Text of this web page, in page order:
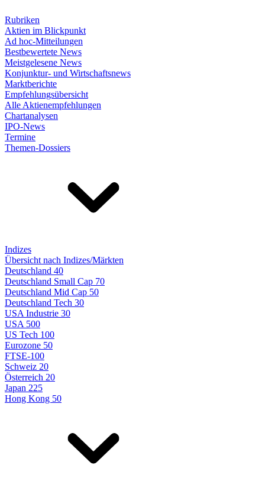
Rubriken
Aktien im Blickpunkt
Ad hoc-Mitteilungen
Bestbewertete News
Meistgelesene News
Konjunktur- und Wirtschaftsnews
Marktberichte
Empfehlungsübersicht
Alle Aktienempfehlungen
Chartanalysen
IPO-News
Termine
Themen-Dossiers
Indizes
Übersicht nach Indizes/Märkten
Deutschland 40
Deutschland Small Cap 70
Deutschland Mid Cap 50
Deutschland Tech 30
USA Industrie 30
USA 500
US Tech 100
Eurozone 50
FTSE-100
Schweiz 20
Österreich 20
Japan 225
Hong Kong 50